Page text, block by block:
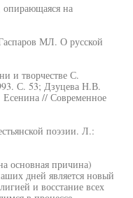
опирающаяся на
МЛ. О русской
и творчестве С.
С. 53; Дзуцева Н.В.
Есенина // Современное
поэзии. Л.:
основная причина)
дней является новый
и восстание всех